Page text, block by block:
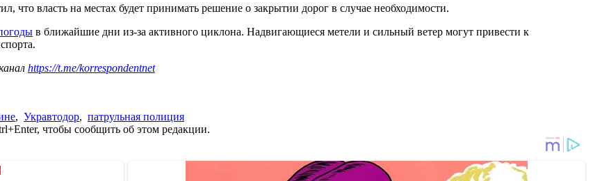
что власть на местах будет принимать решение о закрытии дорог в случае необходимости.
в ближайшие дни из-за активного циклона. Надвигающиеся метели и сильный ветер могут привести к
https://t.me/korrespondentnet
, Укравтодор, патрульная полиция
чтобы сообщить об этом редакции.